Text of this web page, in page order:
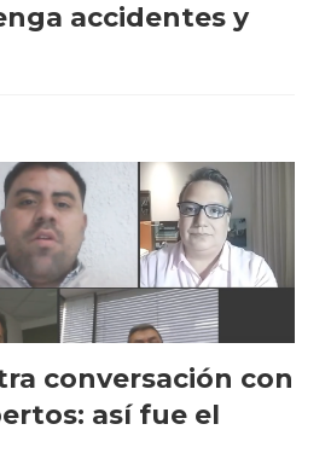
accidentes y
conversación con
así fue el